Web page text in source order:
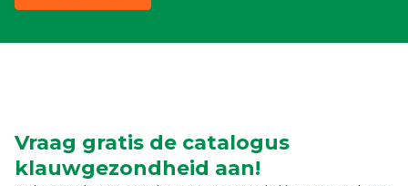
Vraag gratis de catalogus
klauwgezondheid aan!